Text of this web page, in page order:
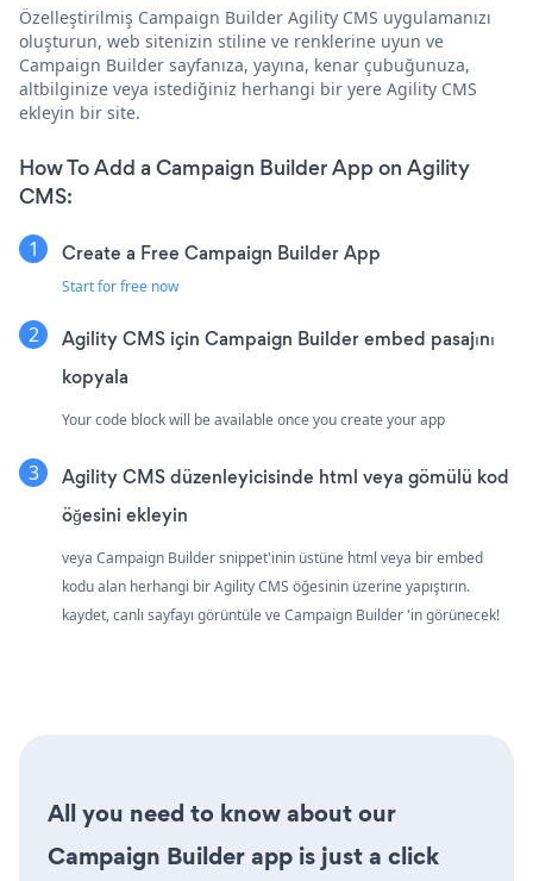
Özelleştirilmiş Campaign Builder Agility CMS uygulamanızı
oluşturun, web sitenizin stiline ve renklerine uyun ve
Campaign Builder sayfanıza, yayına, kenar çubuğunuza,
altbilginize veya istediğiniz herhangi bir yere Agility CMS
ekleyin bir site.
How To Add a Campaign Builder App on Agility
CMS:
Create a Free Campaign Builder App
Start for free now
Agility CMS için Campaign Builder embed pasajını
kopyala
Your code block will be available once you create your app
Agility CMS düzenleyicisinde html veya gömülü kod
öğesini ekleyin
veya Campaign Builder snippet'inin üstüne html veya bir embed
kodu alan herhangi bir Agility CMS öğesinin üzerine yapıştırın.
kaydet, canlı sayfayı görüntüle ve Campaign Builder 'in görünecek!
All you need to know about our
Campaign Builder app is just a click